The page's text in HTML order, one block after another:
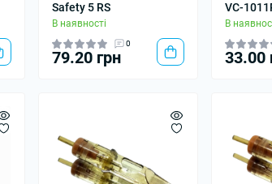
Safety 5 RS
В наявності
0
79.20 грн
VC-
В
33.00